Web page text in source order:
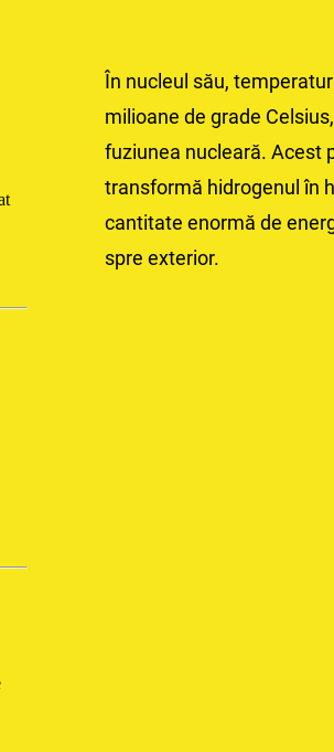
În nucleul său,
milioane de grade
fuziunea nucleară. Acest
transformă hidrogenul în
cantitate enormă de
spre exterior.